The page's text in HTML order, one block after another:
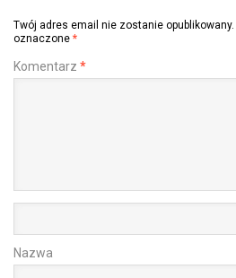
Twój adres email nie zostanie opublikowany.
oznaczone *
Komentarz *
Nazwa